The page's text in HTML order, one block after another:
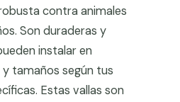
contra animales
Son duraderas y
instalar en
tamaños según tus
Estas vallas son